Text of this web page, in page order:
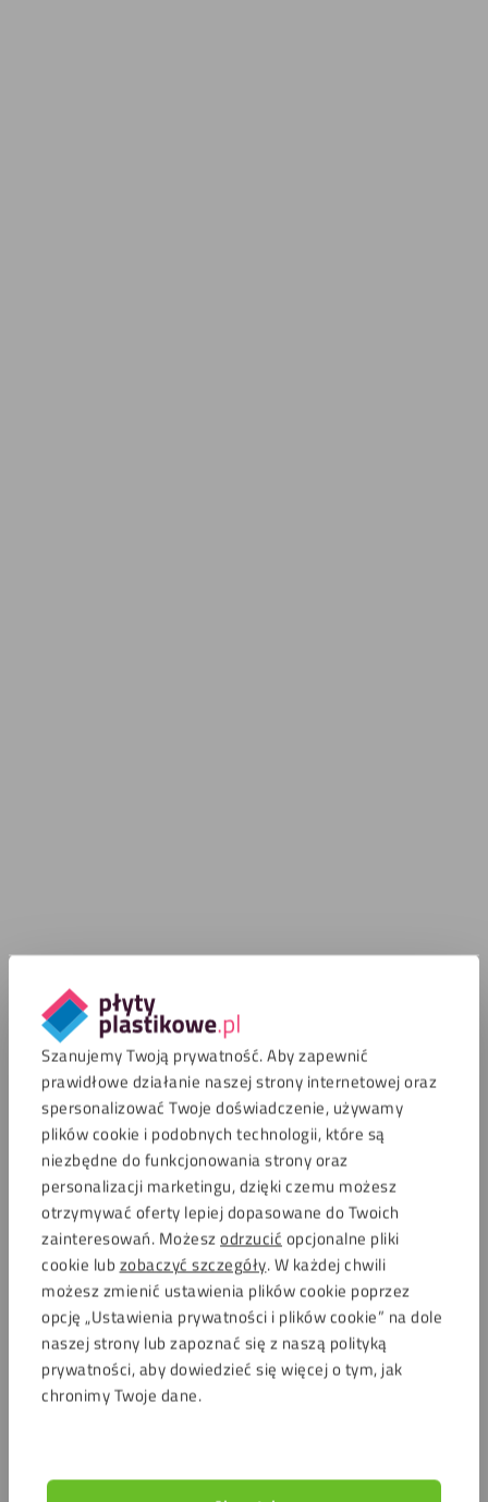
Szanujemy Twoją prywatność. Aby zapewnić
prawidłowe działanie naszej strony internetowej oraz
spersonalizować Twoje doświadczenie, używamy
plików cookie i podobnych technologii, które są
niezbędne do funkcjonowania strony oraz
personalizacji marketingu, dzięki czemu możesz
otrzymywać oferty lepiej dopasowane do Twoich
zainteresowań. Możesz odrzucić opcjonalne pliki
cookie lub zobaczyć szczegóły. W każdej chwili
możesz zmienić ustawienia plików cookie poprzez
opcję „Ustawienia prywatności i plików cookie” na dole
naszej strony lub zapoznać się z naszą polityką
prywatności, aby dowiedzieć się więcej o tym, jak
chronimy Twoje dane.